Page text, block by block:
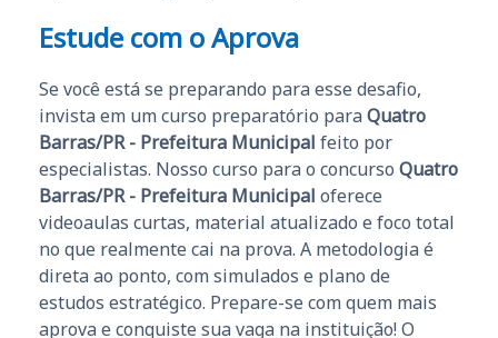
Estude com o Aprova
Se você está se preparando para esse desafio,
invista em um curso preparatório para Quatro
Barras/PR - Prefeitura Municipal feito por
especialistas. Nosso curso para o concurso Quatro
Barras/PR - Prefeitura Municipal oferece
videoaulas curtas, material atualizado e foco total
no que realmente cai na prova. A metodologia é
direta ao ponto, com simulados e plano de
estudos estratégico. Prepare-se com quem mais
aprova e conquiste sua vaga na instituição! O